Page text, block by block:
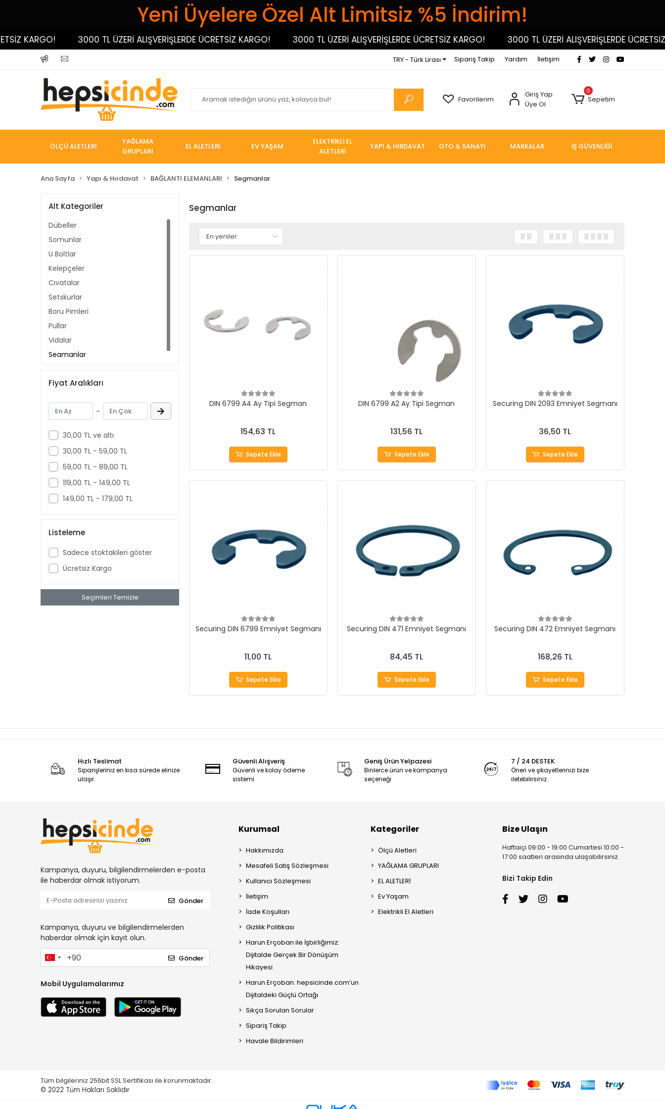
Yeni Üyelere Özel Alt Limitsiz %5 İndirim!
KARGO! 3000 TL ÜZERİ ALIŞVERİŞLERDE ÜCRETSİZ KARGO! 3000 TL ÜZERİ ALIŞVERİŞLERDE ÜCRETSİZ KARGO! 3000 TL ÜZERİ ALIŞVERİŞLERDE ÜCRETSİZ
TRY - Türk Lirası Sipariş Takip Yardım İletişim
Favorilerim
Giriş Yap
Üye Ol
0
Sepetim
ÖLÇÜ ALETLERİ
YAĞLAMA
GRUPLARI
EL ALETLERİ EV YAŞAM
ELEKTRİKLİ EL
ALETLERİ
YAPI & HIRDAVAT OTO & SANAYİ MARKALAR İŞ GÜVENLİĞİ
Ana Sayfa Yapı & Hırdavat BAĞLANTI ELEMANLARI Segmanlar
Alt Kategoriler
Dübeller
Somunlar
U Boltlar
Kelepçeler
Cıvatalar
Setskurlar
Boru Pimleri
Pullar
Vidalar
Segmanlar
Fiyat Aralıkları
-
30,00 TL ve altı
30,00 TL - 59,00 TL
59,00 TL - 89,00 TL
119,00 TL - 149,00 TL
149,00 TL - 179,00 TL
Listeleme
Sadece stoktakileri göster
Ücretsiz Kargo
Seçimleri Temizle
Segmanlar
DIN 6799 A4 Ay Tipi Segman
154,63 TL
Sepete Ekle
DIN 6799 A2 Ay Tipi Segman
131,56 TL
Sepete Ekle
Securing DIN 2093 Emniyet Segmanı
36,50 TL
Sepete Ekle
Securing DIN 6799 Emniyet Segmanı
11,00 TL
Sepete Ekle
Securing DIN 471 Emniyet Segmanı
84,45 TL
Sepete Ekle
Securing DIN 472 Emniyet Segmanı
168,26 TL
Sepete Ekle
Hızlı Teslimat
Siparişleriniz en kısa sürede elinize
ulaşır.
Güvenli Alışveriş
Güvenli ve kolay ödeme
sistemi
Geniş Ürün Yelpazesi
Binlerce ürün ve kampanya
seçeneği
7 / 24 DESTEK
Öneri ve şikayetlerinizi bize
iletebilirsiniz.
Kampanya, duyuru, bilgilendirmelerden e-posta
ile haberdar olmak istiyorum.
Gönder
Kampanya, duyuru ve bilgilendirmelerden
haberdar olmak için kayıt olun.
Gönder
Mobil Uygulamalarımız
Kurumsal
Hakkımızda
Mesafeli Satış Sözleşmesi
Kullanıcı Sözleşmesi
İletişim
İade Koşulları
Gizlilik Politikası
Harun Erçoban ile İşbirliğimiz:
Dijitalde Gerçek Bir Dönüşüm
Hikayesi
Harun Erçoban: hepsicinde.com’un
Dijitaldeki Güçlü Ortağı
Sıkça Sorulan Sorular
Sipariş Takip
Havale Bildirimleri
Kategoriler
Ölçü Aletleri
YAĞLAMA GRUPLARI
EL ALETLERİ
Ev Yaşam
Elektrikli El Aletleri
Bize Ulaşın
Haftaiçi 09:00 - 19:00 Cumartesi 10:00 -
17:00 saatleri arasında ulaşabilirsiniz.
Bizi Takip Edin
Tüm bilgileriniz 256bit SSL Sertifikası ile korunmaktadır.
© 2022 Tüm Hakları Saklıdır